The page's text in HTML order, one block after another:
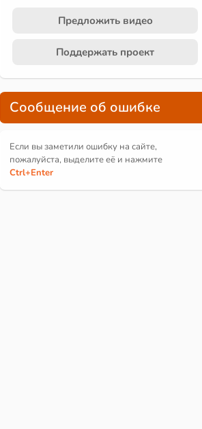
Предложить видео
Поддержать проект
Сообщение об ошибке
Если вы заметили ошибку на сайте,
пожалуйста, выделите её и нажмите
Ctrl+Enter